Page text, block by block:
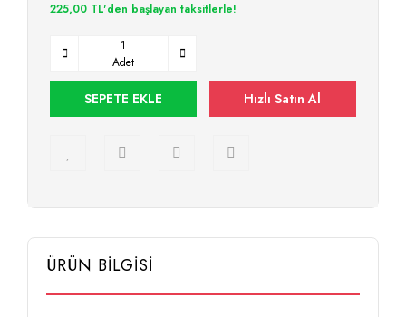
225,00 TL'den başlayan taksitlerle!
Adet
SEPETE EKLE Hızlı Satın Al
ÜRÜN BİLGİSİ